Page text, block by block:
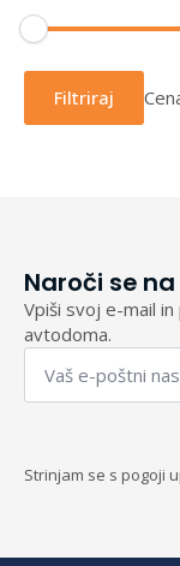
Min
cena
Max
cenaFiltriraj
Naroči se
Vpiši svoj e-mail
avtodoma.
Email
Strinjam se s pogoji